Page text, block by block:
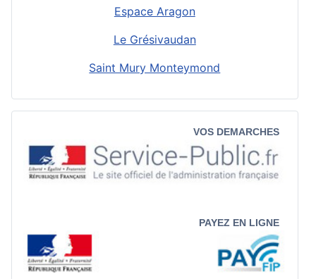
Espace Aragon
Le Grésivaudan
Saint Mury Monteymond
VOS DEMARCHES
PAYEZ EN LIGNE